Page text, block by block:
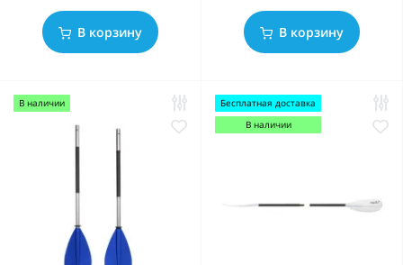
В корзину В корзину
В наличии
Бесплатная доставка
В наличии